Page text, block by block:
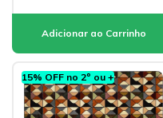
15% OFF no 2º ou +